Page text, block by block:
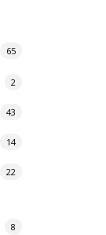
65
2
43
14
22
8